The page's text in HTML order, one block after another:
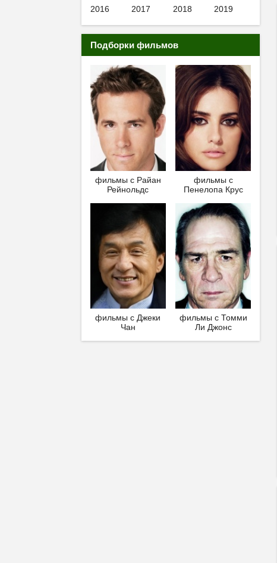
2016
2017 2018 2019
Подборки фильмов
фильмы с Райан
Рейнольдс
фильмы с
Пенелопа Крус
фильмы с Джеки
Чан
фильмы с Томми
Ли Джонс